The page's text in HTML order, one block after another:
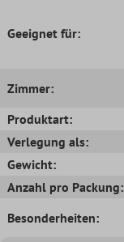
Geeignet für:
Zimmer:
Produktart:
Verlegung als:
Gewicht:
Anzahl pro Packung:
Besonderheiten: